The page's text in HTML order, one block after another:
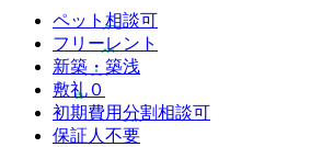
ペット相談可
フリーレント
新築・築浅
敷礼０
初期費用分割相談可
保証人不要